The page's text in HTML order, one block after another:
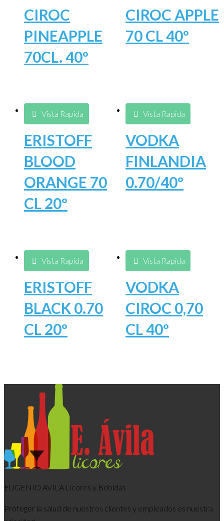
CIROC
PINEAPPLE
70CL. 40º
CIROC APPLE
70 CL 40º
Vista Rapida
ERISTOFF
BLOOD
ORANGE 70
CL 20º
Vista Rapida
VODKA
FINLANDIA
0.70/40º
Vista Rapida
ERISTOFF
BLACK 0.70
CL 20º
Vista Rapida
VODKA
CIROC 0,70
CL 40º
EUGENIO AVILA Licores y Bebidas
Proteger la salud de nuestros clientes y empleados es nuestra